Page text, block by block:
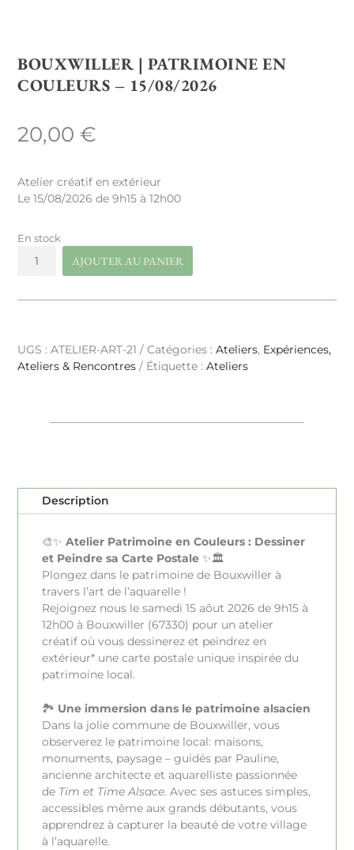
BOUXWILLER | PATRIMOINE EN
COULEURS – 15/08/2026
20,00€
Atelier créatif en extérieur
Le 15/08/2026 de 9h15 à 12h00
En stock
|
Couleurs
-
AJOUTER AU PANIER
UGS :ATELIER-ART-21 Catégories :Ateliers, Expériences,
Ateliers & Rencontres
Étiquette :Ateliers
Description
🎨✨Atelier Patrimoine en Couleurs : Dessiner
et Peindre sa Carte Postale ✨🏛️
Plongez dans le patrimoine de Bouxwiller à
travers l’art de l’aquarelle !
Rejoignez nous le samedi 15 aôut 2026 de 9h15 à
12h00 à Bouxwiller (67330) pour un atelier
créatif où vous dessinerez et peindrez en
extérieur* une carte postale unique inspirée du
patrimoine local.
🏞️ Une immersion dans le patrimoine alsacien
Dans la jolie commune de Bouxwiller, vous
observerez le patrimoine local: maisons,
monuments, paysage – guidés par Pauline,
ancienne architecte et aquarelliste passionnée
de Tim et Time Alsace. Avec ses astuces simples,
accessibles même aux grands débutants, vous
apprendrez à capturer la beauté de votre village
à l’aquarelle.